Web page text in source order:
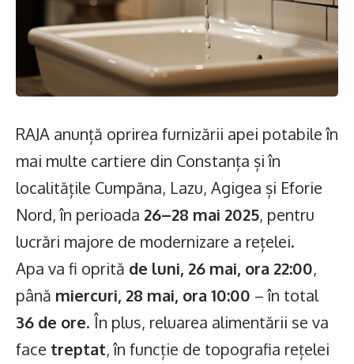
RAJA anunță oprirea furnizării apei potabile în
mai multe cartiere din Constanța și în
localitățile Cumpăna, Lazu, Agigea și Eforie
Nord, în perioada 26–28 mai 2025, pentru
lucrări majore de modernizare a rețelei.
Apa va fi oprită de luni, 26 mai, ora 22:00,
până miercuri, 28 mai, ora 10:00 – în total
36 de ore. În plus, reluarea alimentării se va
face treptat, în funcție de topografia rețelei